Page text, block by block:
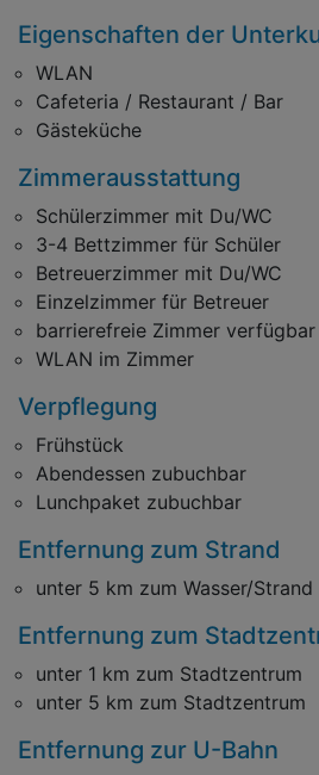
Eigenschaften der
WLAN
Cafeteria / Restaurant / Bar
Gästeküche
Zimmerausstattung
Schülerzimmer mit Du/WC
3-4 Bettzimmer für Schüler
Betreuerzimmer mit Du/WC
Einzelzimmer für Betreuer
barrierefreie Zimmer
WLAN im Zimmer
Verpflegung
Frühstück
Abendessen zubuchbar
Lunchpaket zubuchbar
Entfernung zum Strand
unter 5 km zum Wasser/Strand
Entfernung zum
unter 1 km zum Stadtzentrum
unter 5 km zum Stadtzentrum
Entfernung zur U-Bahn